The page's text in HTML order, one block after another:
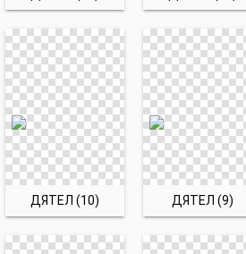
ДЯТЕЛ (10) ДЯТЕЛ (9)